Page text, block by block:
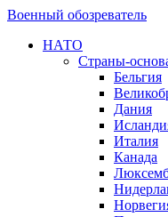
Военный обозреватель
НАТО
Страны-
Бельгия
Дания
Италия
Канада